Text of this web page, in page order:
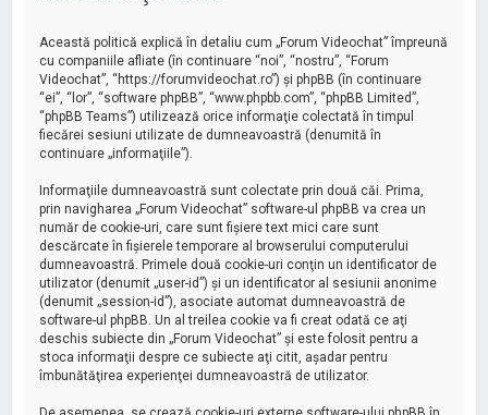
Această politică explică în detaliu cum „Forum Videochat” împreună
cu companiile afliate (în continuare “noi”, “nostru”, “Forum
Videochat”, “https://forumvideochat.ro”) şi phpBB (în continuare
“ei”, “lor”, “software phpBB”, “www.phpbb.com”, “phpBB Limited”,
“phpBB Teams”) utilizează orice informaţie colectată în timpul
fiecărei sesiuni utilizate de dumneavoastră (denumită în
continuare „informaţiile”).
Informaţiile dumneavoastră sunt colectate prin două căi. Prima,
prin navigharea „Forum Videochat” software-ul phpBB va crea un
număr de cookie-uri, care sunt fişiere text mici care sunt
descărcate în fişierele temporare al browserului computerului
dumneavoastră. Primele două cookie-uri conţin un identificator de
utilizator (denumit „user-id”) şi un identificator al sesiunii anonime
(denumit „session-id”), asociate automat dumneavoastră de
software-ul phpBB. Un al treilea cookie va fi creat odată ce aţi
deschis subiecte din „Forum Videochat” şi este folosit pentru a
stoca informaţii despre ce subiecte aţi citit, aşadar pentru
îmbunătăţirea experienţei dumneavoastră de utilizator.